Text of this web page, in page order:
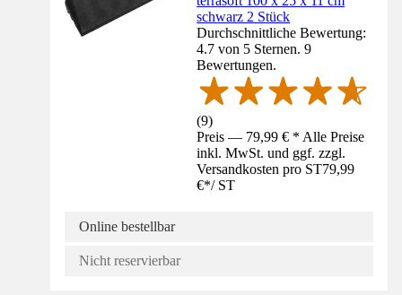
schwarz 2 Stück
Durchschnittliche Bewertung:
4.7 von 5 Sternen. 9
Bewertungen.
(9)
Preis — 79,99 € * Alle Preise
inkl. MwSt. und ggf. zzgl.
Versandkosten pro ST79,99
€*/ ST
Online bestellbar
Nicht reservierbar